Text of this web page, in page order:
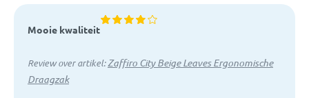
Mooie kwaliteit
Review over artikel:Zaffiro City Beige Leaves Ergonomische
Draagzak